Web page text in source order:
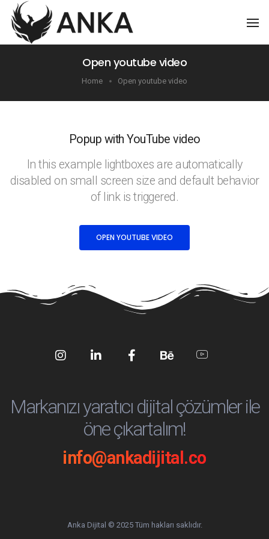
Open youtube video
Home Open youtube video
Popup with YouTube video
In this example lightboxes are automatically
disabled on small screen size and default behavior
of link is triggered.
OPEN YOUTUBE VIDEO
Media Media Media Media Media
Markanızı yaratıcı dijital çözümler ile
öne çıkartalım!
info@ankadijital.co
Anka Dijital © 2025 Tüm hakları saklıdır.